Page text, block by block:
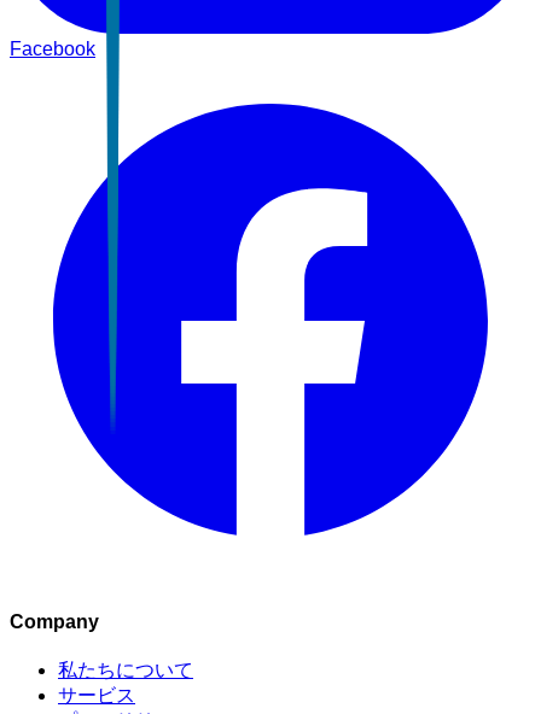
Facebook
Company
私たちについて
サービス